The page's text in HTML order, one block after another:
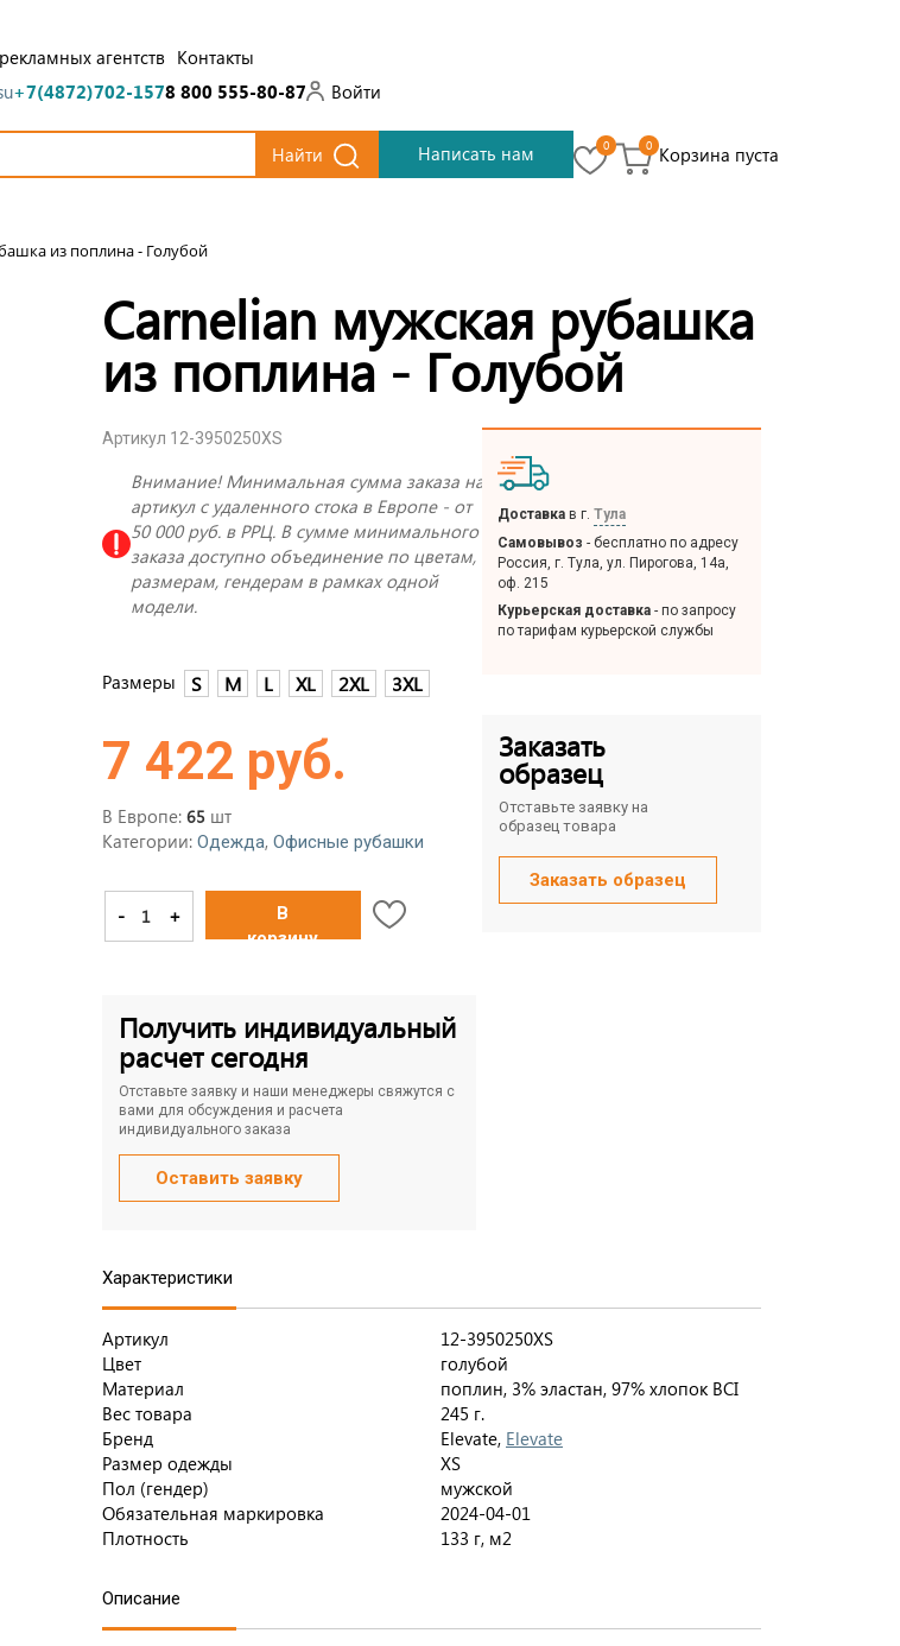
агентств Контакты
+7(4872)702-1578 800 555-80-87 Войти
Найти Написать нам 0 0 Корзина пуста
из поплина - Голубой
Carnelian мужская рубашка
из поплина - Голубой
Артикул 12-3950250XS
Внимание! Минимальная сумма заказа на
артикул с удаленного стока в Европе - от
50 000 руб. в РРЦ. В сумме минимального
заказа доступно объединение по цветам,
размерам, гендерам в рамках одной
модели.
Размеры S M L XL 2XL 3XL
7 422 руб.
В Европе: 65 шт
Категории: Одежда, Офисные рубашки
- +
В
корзину
Получить индивидуальный
расчет сегодня
Отставьте заявку и наши менеджеры свяжутся с
вами для обсуждения и расчета
индивидуального заказа
Оставить заявку
Доставка в г. Тула
Самовывоз - бесплатно по адресу
Россия, г. Тула, ул. Пирогова, 14а,
оф. 215
Курьерская доставка - по запросу
по тарифам курьерской службы
Заказать
образец
Отставьте заявку на
образец товара
Заказать образец
Характеристики
Артикул
12-3950250XS
Цвет
голубой
Материал
поплин, 3% эластан, 97% хлопок BCI
Вес товара
245 г.
Бренд
Elevate, Elevate
Размер одежды
XS
Пол (гендер)
мужской
Обязательная маркировка
2024-04-01
Плотность
133 г, м2
Описание